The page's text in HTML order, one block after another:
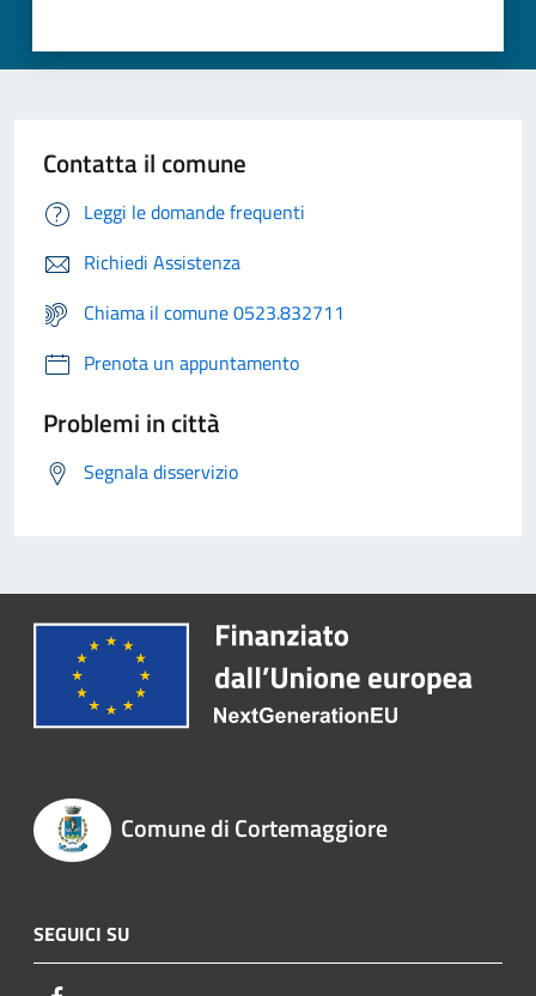
Contatta il comune
Leggi le domande frequenti
Richiedi Assistenza
Chiama il comune 0523.832711
Prenota un appuntamento
Problemi in città
Segnala disservizio
Comune di Cortemaggiore
SEGUICI SU